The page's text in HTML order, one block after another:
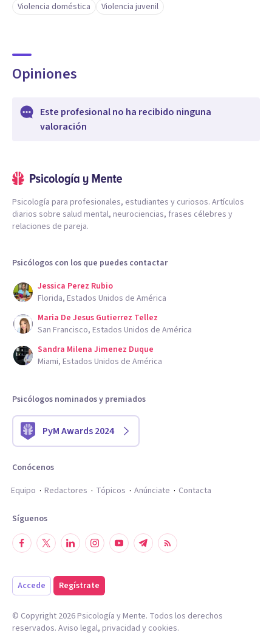
Violencia doméstica Violencia juvenil
Opiniones
Este profesional no ha recibido ninguna
valoración
Psicología para profesionales, estudiantes y curiosos. Artículos
diarios sobre salud mental, neurociencias, frases célebres y
relaciones de pareja.
Psicólogos con los que puedes contactar
Jessica Perez Rubio
Florida, Estados Unidos de América
Maria De Jesus Gutierrez Tellez
San Francisco, Estados Unidos de América
Sandra Milena Jimenez Duque
Miami, Estados Unidos de América
Psicólogos nominados y premiados
PyM Awards 2024
Conócenos
Equipo
Redactores Tópicos Anúnciate Contacta
Síguenos
Accede Regístrate
© Copyright 2026Psicología y Mente. Todos los derechos
reservados. Aviso legal, privacidad y cookies.